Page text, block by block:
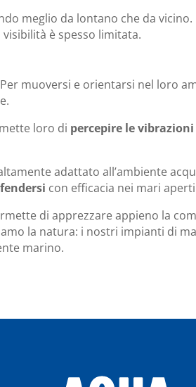
meglio da lontano che da
è spesso limitata.
muoversi e orientarsi nel loro
loro di percepire le vibrazioni
adattato all’ambiente
con efficacia nei mari
di apprezzare appieno la
la natura: i nostri impianti di
marino.